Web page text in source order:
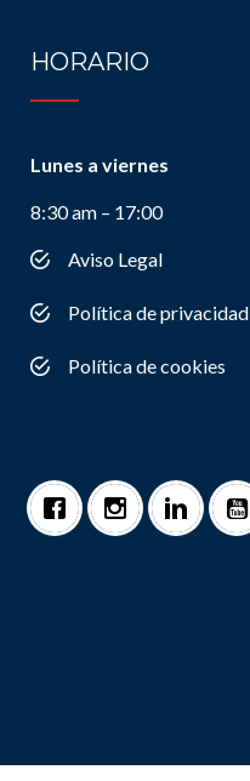
HORARIO
Lunes a viernes
8:30 am – 17:00
Aviso Legal
Política de privacidad
Política de cookies